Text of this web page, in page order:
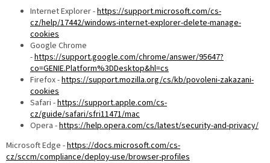
Internet Explorer -https://support.microsoft.com/cs-
cz/help/17442/windows-internet-explorer-delete-manage-
cookies
Google Chrome
-https://support.google.com/chrome/answer/95647?
co=GENIE.Platform%3DDesktop&hl=cs
Firefox -https://support.mozilla.org/cs/kb/povoleni-zakazani-
cookies
Safari -https://support.apple.com/cs-
cz/guide/safari/sfri11471/mac
Opera -https://help.opera.com/cs/latest/security-and-privacy/
Microsoft Edge -https://docs.microsoft.com/cs-
cz/sccm/compliance/deploy-use/browser-profiles